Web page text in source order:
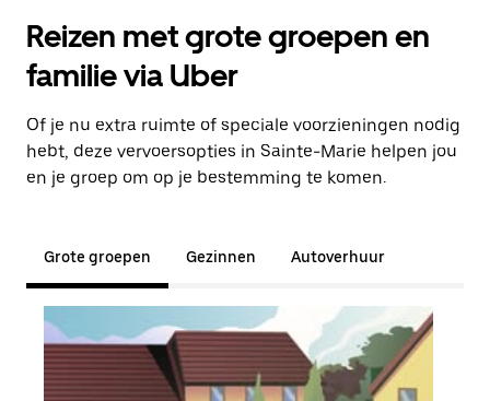
Reizen met grote groepen en
familie via Uber
Of je nu extra ruimte of speciale voorzieningen nodig
hebt, deze vervoersopties in Sainte-Marie helpen jou
en je groep om op je bestemming te komen.
Grote groepen Gezinnen Autoverhuur